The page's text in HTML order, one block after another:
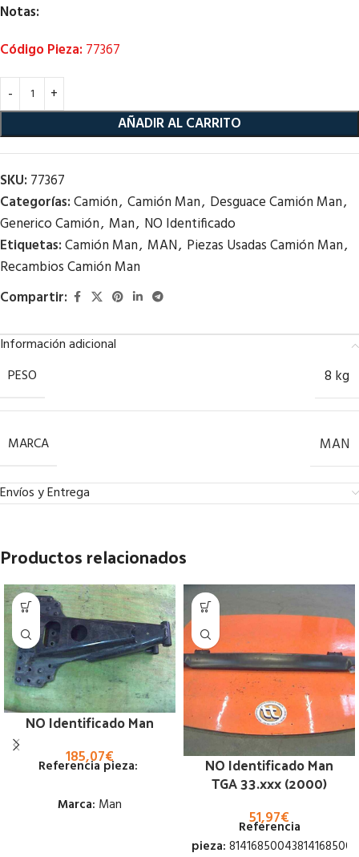
Notas:
Código Pieza: 77367
AÑADIR AL CARRITO
SKU: 77367
Categorías:Camión, Camión Man, Desguace Camión Man,
Generico Camión, Man, NO Identificado
Etiquetas:Camión Man, MAN, Piezas Usadas Camión Man,
Recambios Camión Man
Compartir:
Información adicional
PESO
8 kg
MARCA MAN
Envíos y Entrega
Productos relacionados
NO Identificado Man
185,07€
Referencia pieza:
Marca: Man
NO Identificado Man
TGA 33.xxx (2000)
51,97€
Referencia
pieza: